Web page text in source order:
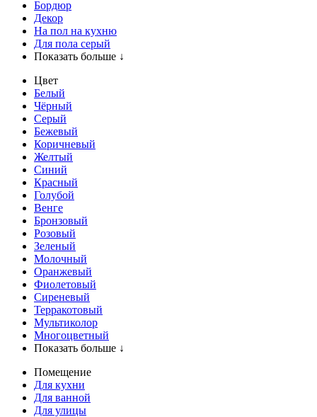
Бордюр
Декор
На пол на кухню
Для пола серый
Показать больше ↓
Цвет
Белый
Чёрный
Серый
Бежевый
Коричневый
Желтый
Синий
Красный
Голубой
Венге
Бронзовый
Розовый
Зеленый
Молочный
Оранжевый
Фиолетовый
Сиреневый
Терракотовый
Мультиколор
Многоцветный
Показать больше ↓
Помещение
Для кухни
Для ванной
Для улицы